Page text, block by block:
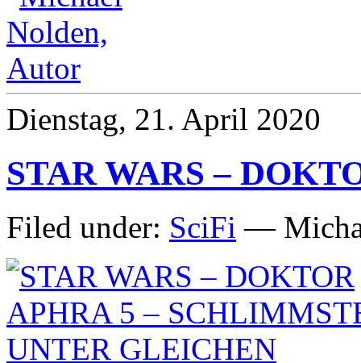
Dienstag, 21. April 2020
STAR WARS –
Filed under: SciFi —